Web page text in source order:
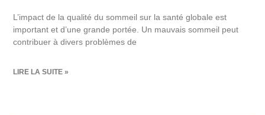
L’impact de la qualité du sommeil sur la santé globale est
important et d’une grande portée. Un mauvais sommeil peut
contribuer à divers problèmes de
LIRE LA SUITE »